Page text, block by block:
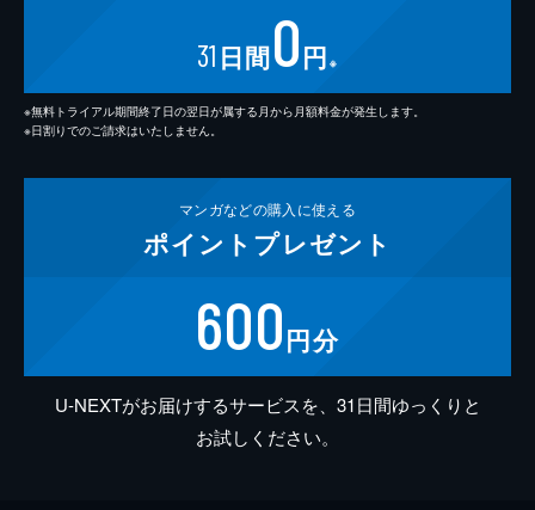
31 日間0円 ※
※無料トライアル期間終了日の翌日が属する月から月額料金が発生します。
※日割りでのご請求はいたしません。
マンガなどの購入に使える
ポイント プレゼント
600円分
U-NEXTがお届けするサービスを、31日間ゆっくりと
お試しください。